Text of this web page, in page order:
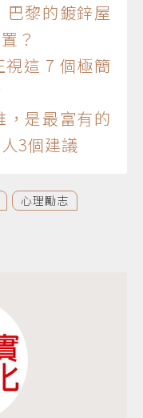
黎的鍍鋅屋
？
這 7 個極簡
是最富有的
3個建議
心理勵志